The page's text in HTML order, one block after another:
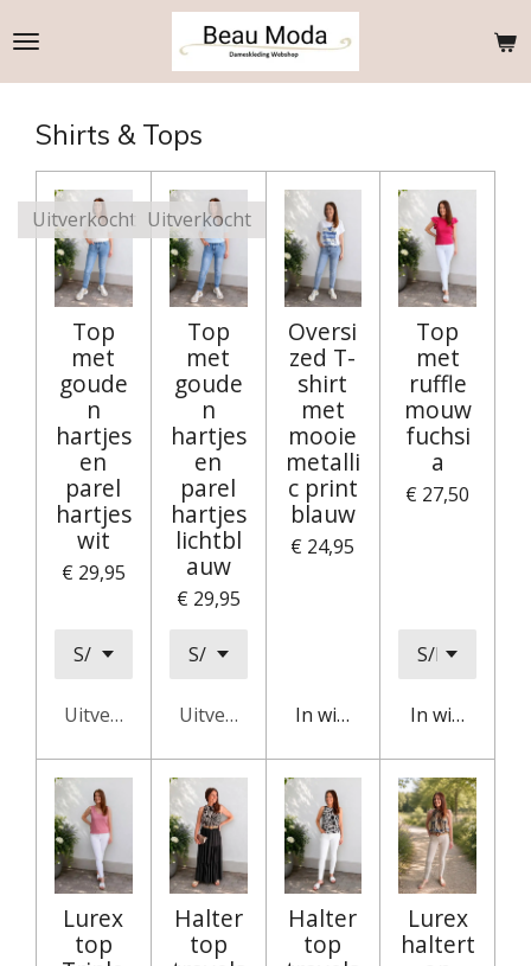
direct
naar
hoofdinhoud
Shirts & Tops
Uitverkocht
Top
met
goude
n
hartjes
en
parel
hartjes
wit
€ 29,95
Uitverkocht
Uitverkocht
Top
met
goude
n
hartjes
en
parel
hartjes
lichtbl
auw
€ 29,95
Uitverkocht
Oversi
zed T-
shirt
met
mooie
metalli
c print
blauw
€ 24,95
In winkelwagen
Top
met
ruffle
mouw
fuchsi
a
€ 27,50
In
Lurex
top
Halter
top
Halter
top
Lurex
haltert